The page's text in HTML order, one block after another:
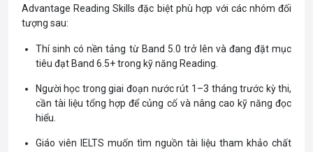
Advantage Reading Skills đặc biệt phù hợp với các nhóm đối
tượng sau:
Thí sinh có nền tảng từ Band 5.0 trở lên và đang đặt mục
tiêu đạt Band 6.5+ trong kỹ năng Reading.
Người học trong giai đoạn nước rút 1–3 tháng trước kỳ thi,
cần tài liệu tổng hợp để củng cố và nâng cao kỹ năng đọc
hiểu.
Giáo viên IELTS muốn tìm nguồn tài liệu tham khảo chất